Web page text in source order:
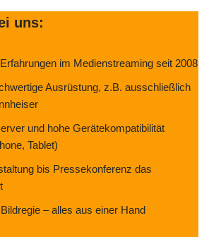
uns:
im Medienstreaming seit 2008
Ausrüstung, z.B. ausschließlich
und hohe Gerätekompatibilität
Tablet)
bis Pressekonferenz das
– alles aus einer Hand